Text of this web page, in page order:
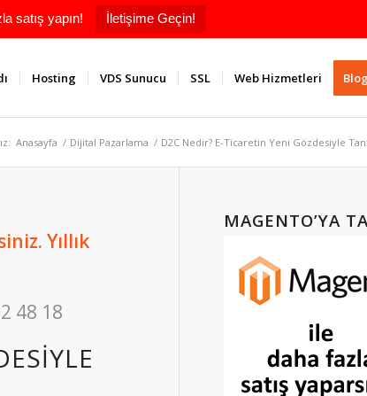
satış yapın! İletişime Geçin!
Hosting VDS Sunucu SSL Web Hizmetleri Blog
Anasayfa / Dijital Pazarlama / D2C Nedir? E-Ticaretin Yeni Gözdesiyle
Yıllık
48 18
MAGENTO’YA